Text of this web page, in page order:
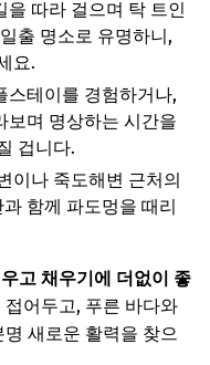
을 따라 걸으며 탁 트인
출 명소로 유명하니,
요.
스테이를 경험하거나,
보며 명상하는 시간을
겁니다.
이나 죽도해변 근처의
함께 파도멍을 때리
고 채우기에 더없이 좋
어두고, 푸른 바다와
새로운 활력을 찾으